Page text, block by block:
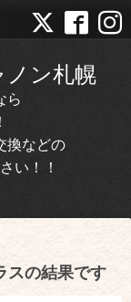
ン札幌
ら
換などの
い！！
スの結果です